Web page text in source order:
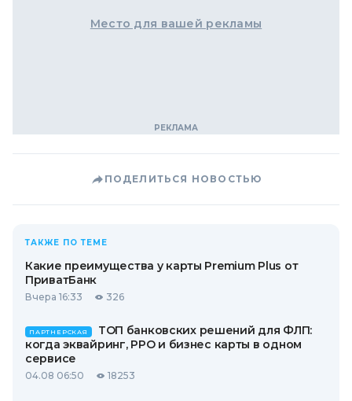
Место для вашей рекламы
ПОДЕЛИТЬСЯ НОВОСТЬЮ
ТАКЖЕ ПО ТЕМЕ
Какие преимущества у карты Premium Plus от
ПриватБанк
Вчера 16:33 326
ПАРТНЕРСКАЯ
ТОП банковских решений для ФЛП:
когда эквайринг, РРО и бизнес карты в одном
сервисе
04.08 06:50 18253